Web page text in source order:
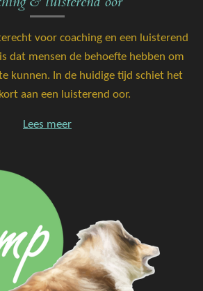
voor coaching en een luisterend
dat mensen de behoefte hebben om
kunnen. In de huidige tijd schiet het
aan een luisterend oor.
Lees meer